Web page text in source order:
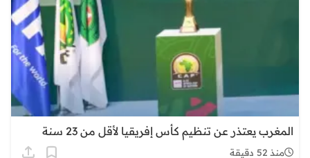
المغرب يعتذر عن تنظيم كأس إفريقيا لأقل من 23 سنة
منذ 52 دقيقة